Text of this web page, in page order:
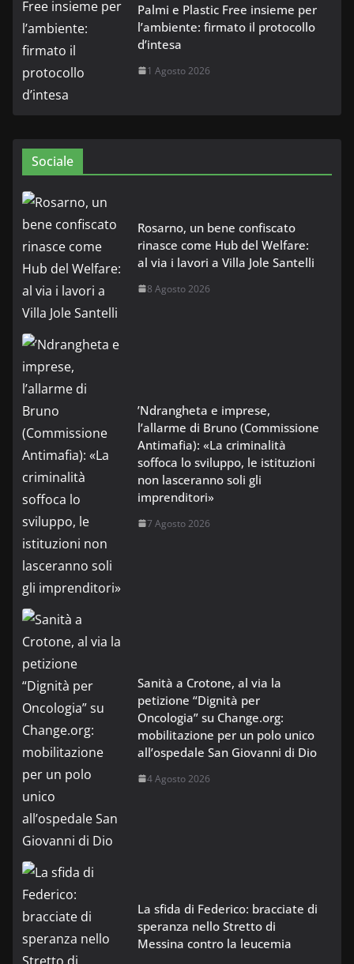
Palmi e Plastic Free insieme per
l’ambiente: firmato il protocollo
d’intesa
1 Agosto 2026
Sociale
Rosarno, un bene confiscato
rinasce come Hub del Welfare:
al via i lavori a Villa Jole Santelli
8 Agosto 2026
’Ndrangheta e imprese,
l’allarme di Bruno (Commissione
Antimafia): «La criminalità
soffoca lo sviluppo, le istituzioni
non lasceranno soli gli
imprenditori»
7 Agosto 2026
Sanità a Crotone, al via la
petizione “Dignità per
Oncologia” su Change.org:
mobilitazione per un polo unico
all’ospedale San Giovanni di Dio
4 Agosto 2026
La sfida di Federico: bracciate di
speranza nello Stretto di
Messina contro la leucemia